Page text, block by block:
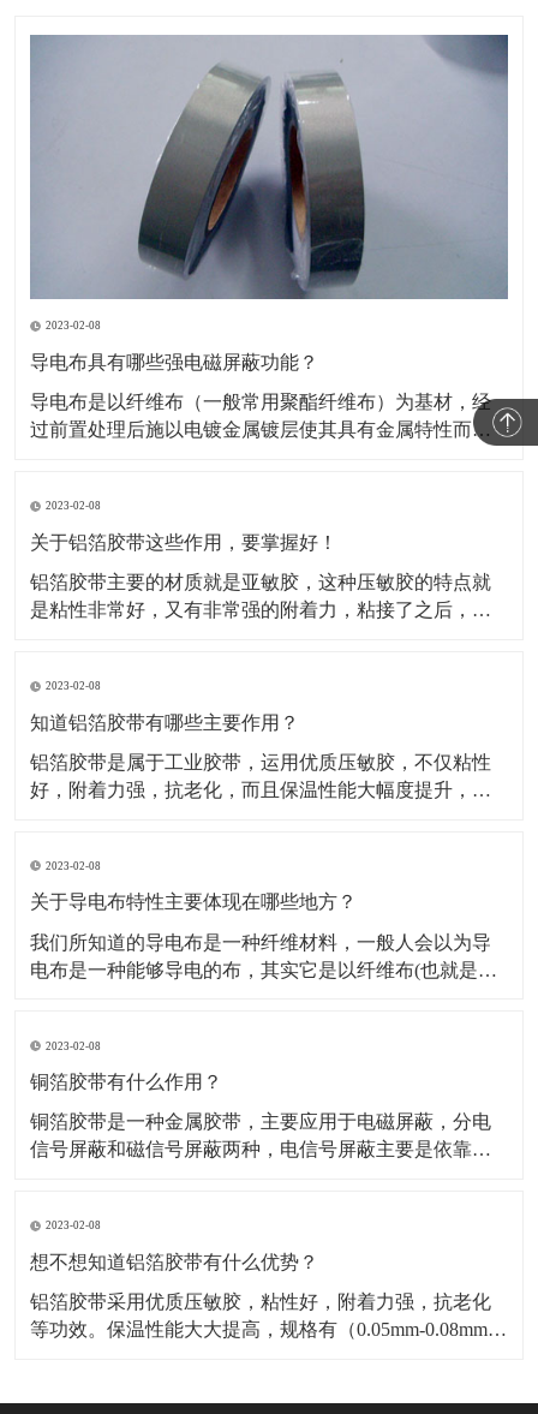
2023-02-08
导电布具有哪些强电磁屏蔽功能？
导电布是以纤维布（一般常用聚酯纤维布）为基材，经
过前置处理后施以电镀金属镀层使其具有金属特性而成
多人都不知道。所以，这种材料到底是如何屏蔽电磁信
号的呢？​A.影响屏蔽性的因素及工艺在电磁信号的屏蔽
过程中，
2023-02-08
关于铝箔胶带这些作用，要掌握好！
铝箔胶带主要的材质就是亚敏胶，这种压敏胶的特点就
是粘性非常好，又有非常强的附着力，粘接了之后，能
等，就是使用的这种铝箔胶带做的密封材料。还被广泛
运用于各行各业当中，除了有家用电器、空调、汽车、
电子行业当中也
2023-02-08
知道铝箔胶带有哪些主要作用？
铝箔胶带是属于工业胶带，运用优质压敏胶，不仅粘性
好，附着力强，抗老化，而且保温性能大幅度提升，规
及破损处的修复，是冰箱、冰柜生产厂的主要原辅材
料，也是保温材料经销部门必购原料。广泛应用于冰
2023-02-08
关于导电布特性主要体现在哪些地方？
我们所知道的导电布是一种纤维材料，一般人会以为导
电布是一种能够导电的布，其实它是以纤维布(也就是一
电布可分为：镀镍导电布，镀金导电布，镀炭导电布，
铝箔纤维复合布这几种，这几种导电布从外观上有平纹
和网格区
2023-02-08
铜箔胶带有什么作用？
铜箔胶带是一种金属胶带，主要应用于电磁屏蔽，分电
信号屏蔽和磁信号屏蔽两种，电信号屏蔽主要是依靠铜
机，笔记电脑和其他数码产品之中。​铜箔胶带具有低表
面氧气特性，可以附着与各种不同基材，如金属，绝缘
材料等
2023-02-08
想不想知道铝箔胶带有什么优势？
铝箔胶带采用优质压敏胶，粘性好，附着力强，抗老化
等功效。保温性能大大提高，规格有（0.05mm-0.08mm）